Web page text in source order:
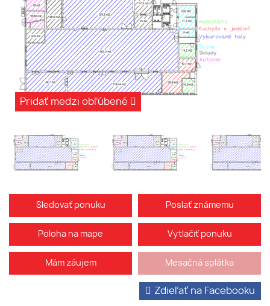
Pridať medzi obľúbené
Sledovať ponuku Poslať známemu
Poloha na mape Vytlačiť ponuku
Mám záujem Mesačná splátka
Zdieľať na Facebooku